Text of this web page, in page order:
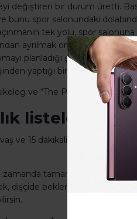
değiştiren bir durum üretti.
bunu spor salonundaki
tek yolu, spor
ayrılmak onu çok aptal
planladığı şeyi yapmak
yaptığı bir alışkanlık haline
ve “The Power to Get
listeler
ve 15 dakikalik listeler
zamanda tamamlayabileceğin
dişçide beklemek gibi boşa